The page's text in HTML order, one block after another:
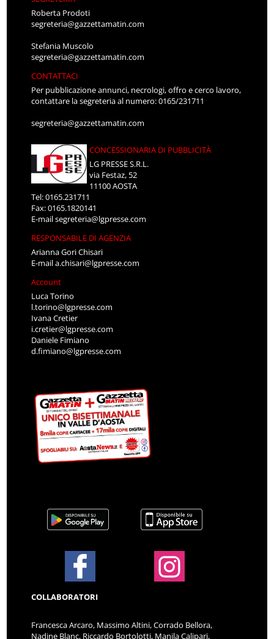
Roberta Prodoti
segreteria@gazzettamatin.com
Stefania Muscolo
segreteria@gazzettamatin.com
CONTATTACI
Per pubblicazione annunci, necrologi, offro e cerco lavoro,
contattare la segreteria al numero: 0165/231711
segreteria@gazzettamatin.com
CONCESSIONARIA DI PUBBLICITÀ
LG PRESSE S.R.L.
via Festaz, 52
11100 AOSTA
Tel: 0165.231711
Fax: 0165.1820141
E-mailsegreteria@lgpresse.com
RESPONSABILE DI AGENZIA
Arianna Gori Chisari
E-maila.chisari@lgpresse.com
Account
Luca Torino
l.torino@lgpresse.com
Ivana Cretier
i.cretier@lgpresse.com
Daniele Fimiano
d.fimiano@lgpresse.com
COLLABORATORI
Francesca Arcaro, Massimo Altini, Corrado Bellora,
Nadine Blanc, Riccardo Bortolotti, Manila Calipari,